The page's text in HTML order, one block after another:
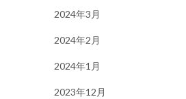
2024年3月
2024年2月
2024年1月
2023年12月